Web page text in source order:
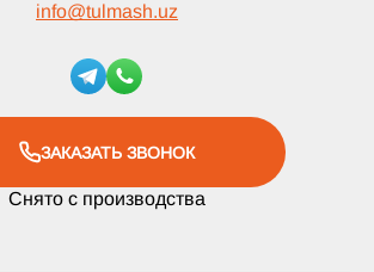
info@tulmash.uz
ЗАКАЗАТЬ ЗВОНОК
Снято с производства